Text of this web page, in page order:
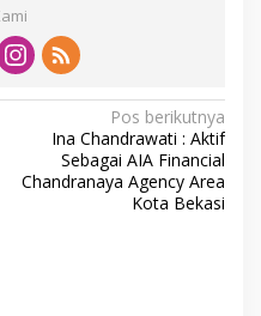
Pos berikutnya
Ina Chandrawati : Aktif
Sebagai AIA Financial
Chandranaya Agency Area
Kota Bekasi